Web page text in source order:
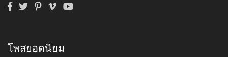
โพสยอดนิยม